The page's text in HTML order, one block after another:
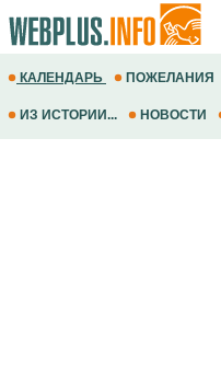
КАЛЕНДАРЬ ПОЖЕЛАНИЯ
ИЗ ИСТОРИИ... НОВОСТИ